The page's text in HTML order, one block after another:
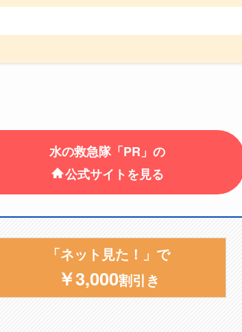
水の救急隊「PR」の
公式サイトを見る
「ネット見た！」で
￥3,000割引き